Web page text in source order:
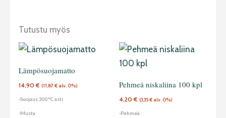
Tutustu myös
Lämpösuojamatto
14,90€ (11,87€ alv. 0%)
-Suojaus 300°C asti
-Musta
Pehmeä niskaliina 100 kpl
4,20€ (3,35€ alv. 0%)
-Pehmeä